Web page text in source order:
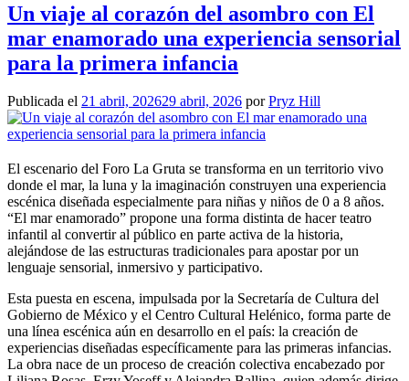
Un viaje al corazón del asombro con El
mar enamorado una experiencia sensorial
para la primera infancia
Publicada el 21 abril, 202629 abril, 2026 porPryz Hill
El escenario del Foro La Gruta se transforma en un territorio vivo
donde el mar, la luna y la imaginación construyen una experiencia
escénica diseñada especialmente para niñas y niños de 0 a 8 años.
“El mar enamorado” propone una forma distinta de hacer teatro
infantil al convertir al público en parte activa de la historia,
alejándose de las estructuras tradicionales para apostar por un
lenguaje sensorial, inmersivo y participativo.
Esta puesta en escena, impulsada por la Secretaría de Cultura del
Gobierno de México y el Centro Cultural Helénico, forma parte de
una línea escénica aún en desarrollo en el país: la creación de
experiencias diseñadas específicamente para las primeras infancias.
La obra nace de un proceso de creación colectiva encabezado por